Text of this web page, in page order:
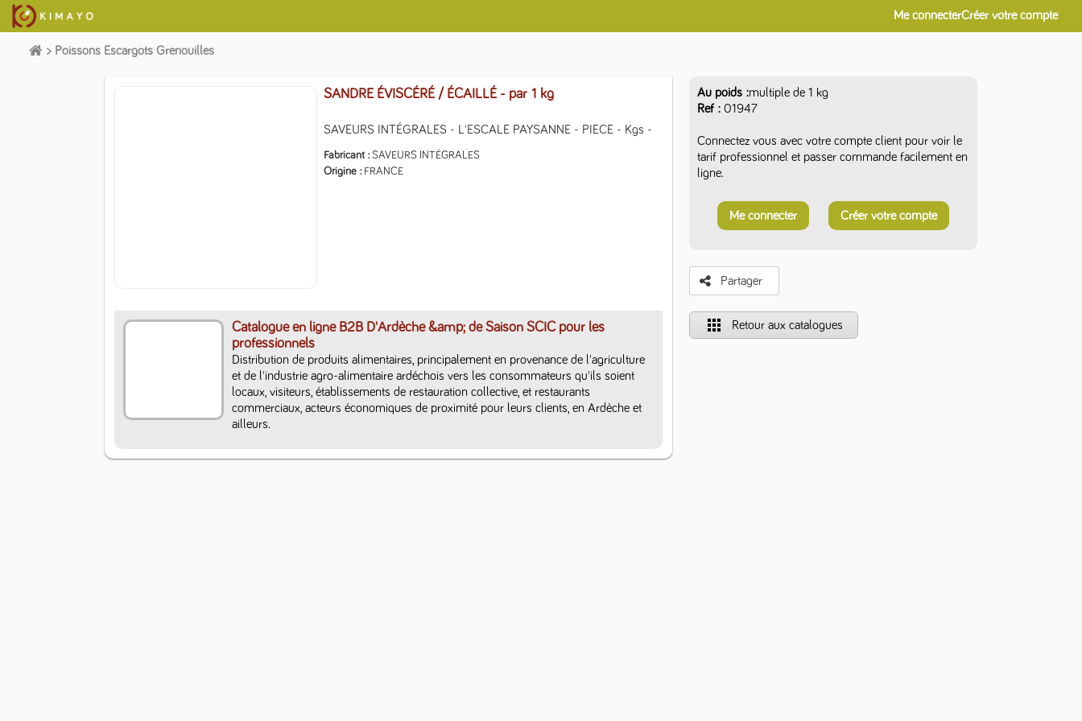
Me connecterCréer votre compte
> Poissons Escargots Grenouilles
SANDRE ÉVISCÉRÉ / ÉCAILLÉ - par 1 kg
SAVEURS INTÉGRALES - L'ESCALE PAYSANNE - PIECE - Kgs -
Fabricant
SAVEURS INTÉGRALES
Origine
FRANCE
Catalogue en ligne B2B D'Ardèche &amp; de Saison SCIC pour les
professionnels
Distribution de produits alimentaires, principalement en provenance de l'agriculture
et de l'industrie agro-alimentaire ardéchois vers les consommateurs qu'ils soient
locaux, visiteurs, établissements de restauration collective, et restaurants
commerciaux, acteurs économiques de proximité pour leurs clients, en Ardèche et
ailleurs.
Au poids multiple de 1 kg
Ref
01947
Connectez vous avec votre compte client pour voir le
tarif professionnel et passer commande facilement en
ligne.
Me connecter Créer votre compte
Partager
apps Retour aux catalogues